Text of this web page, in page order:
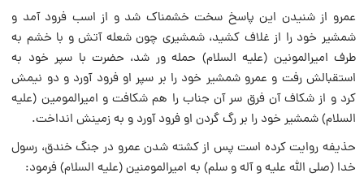
عمرو از شنيدن اين پاسخ سخت خشمناک شد و از اسب فرود آمد و
شمشير خود را از غلاف کشيد، شمشيرى چون شعله آتش و با خشم به
طرف امیرالمونین (علیه السلام) حمله ور شد، حضرت با سپر خود به
استقبالش رفت و عمرو شمشير خود را بر سپر او فرود آورد و دو نيمش
کرد و از شکاف آن فرق سر آن جناب را هم شکافت و امیرالمومین (علیه
السلام) شمشير خود را بر رگ گردن او فرود آورد و به زمينش انداخت.
حذيفه روایت کرده است پس از کشته شدن عمرو در جنگ خندق، رسول
خدا (صلى الله عليه و آله و سلم) به امیرالمومنین (علیه السلام) فرمود: